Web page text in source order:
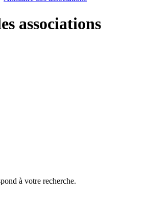
page
associations
à votre recherche.